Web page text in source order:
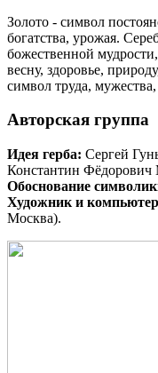
Золото - символ
богатства, урожая.
божественной
весну, здоровье,
символ труда,
Авторская группа
Идея герба: Сергей
Константин
Обоснование
Художник и
Москва).